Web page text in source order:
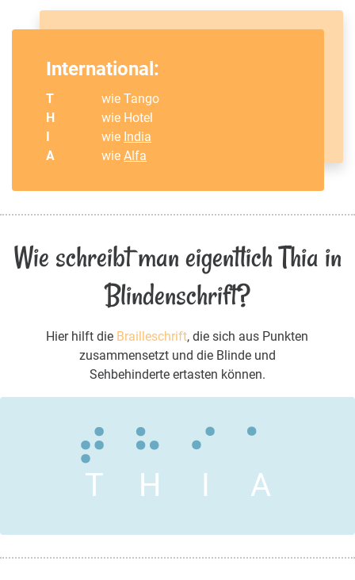
International:
T
wie Tango
H
wie Hotel
I
wie India
A
wieAlfa
Wie schreibt man eigentlich Thia in
Blindenschrift?
Hier hilft die Brailleschrift, die sich aus Punkten
zusammensetzt und die Blinde und
Sehbehinderte ertasten können.
T H I A